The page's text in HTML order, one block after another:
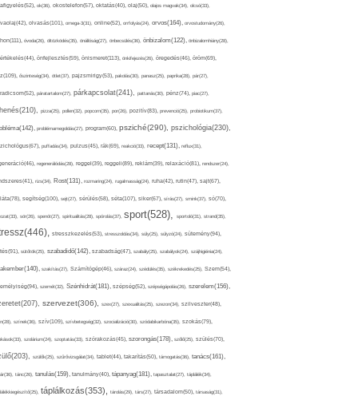
ok(36), okostelefon(57), oktatás(40), olaj(50), olajos magvak(34), olcsó(33),
olvasás(101), omega-3(31), online(52), orrfolyás(24), orvos(164), orvostudomány(26),
óvoda(26), öltözködés(35), önállóság(27), önbecsülés(36), önbizalom(122), önbizalomhiány(28),
önfejlesztés(59), önismeret(113), önkifejezés(26), öregedés(46), öröm(69),
őszinteség(34), ötlet(37), pajzsmirigy(53), pakolás(30), panasz(25), paprika(28), pár(27),
páratartalom(27), párkapcsolat(241), pattanás(30), pénz(74), piac(27),
pizza(25), pollen(32), popcorn(35), por(26), pozitív(83), prevenció(25), probiotikum(37),
problémamegoldás(27), program(60), psziché(290), pszichológia(230),
puffadás(34), pulzus(45), rák(69), reakció(33), recept(131), reflux(31),
regenerálódás(28), reggel(39), reggeli(89), reklám(39), relaxáció(81), rendszer(24),
rizs(34), Rost(131), rozmaring(24), rugalmasság(24), ruha(42), rutin(47), sajt(67),
segítség(100), sejt(27), sérülés(58), séta(107), siker(67), sírás(27), smink(37), só(70),
sör(26), spenót(27), spiritualitás(28), spórolás(37), sport(528), sportoló(31), strand(35),
stresszkezelés(53), stresszoldás(34), súly(25), súlyzó(24), sütemény(94),
sütőtök(25), szabadidő(142), szabadság(47), szabály(25), szabályok(24), szájhigiénia(24),
szakítás(27), Számítógép(46), száraz(24), szédülés(35), székrekedés(25), Szem(54),
szemét(32), Szénhidrát(181), szépség(52), szépségápolás(26), szerelem(156),
szervezet(306), szex(27), szexualitás(25), szezon(34), szilveszter(48),
színek(36), szív(109), szívbetegség(32), szocializáció(30), szódabikarbóna(35), szokás(79),
szolárium(24), szoptatás(33), szórakozás(45), szorongás(178), szőlő(25), szülés(70),
szülők(25), szűrővizsgálat(34), tablet(44), takarítás(50), támogatás(36), tanács(161),
tánc(26), tanulás(159), tanulmány(40), tápanyag(181), tapasztalat(27), táplálék(34),
táplálkozás(353), tárolás(29), társ(27), társadalom(50), társaság(31),